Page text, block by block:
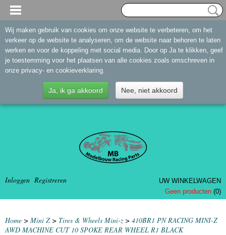
Inloggen Registreren
UW WINKELWAGEN
Geen producten (0)
Home > Mini Z> Tires & Wheels Mini-z> 410BR1 PN RACING MINI-Z
AWD MACHINE CUT 10 SPOKE REAR WHEEL R1 BLACK
Wij maken gebruik van cookies om onze website te verbeteren, om het
verkeer op de website te analyseren, om de website naar behoren te laten
werken en voor de koppeling met social media. Door op Ja te klikken, geef
je toestemming voor het plaatsen van alle cookies zoals omschreven in
onze privacy- en cookieverklaring.
Ja, ik ga akkoord Nee, niet akkoord